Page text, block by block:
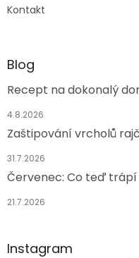
Kontakt
Blog
Recept na dokonalý
4.8.2026
Zaštipování vrcholů
31.7.2026
Červenec: Co teď
21.7.2026
Instagram